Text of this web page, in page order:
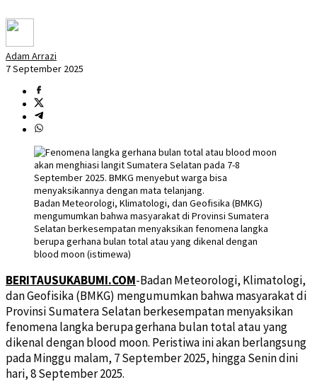
Adam Arrazi
7 September 2025
Badan Meteorologi, Klimatologi, dan Geofisika (BMKG)
mengumumkan bahwa masyarakat di Provinsi Sumatera
Selatan berkesempatan menyaksikan fenomena langka
berupa gerhana bulan total atau yang dikenal dengan
blood moon (istimewa)
BERITAUSUKABUMI.COM-Badan Meteorologi, Klimatologi,
dan Geofisika (BMKG) mengumumkan bahwa masyarakat di
Provinsi Sumatera Selatan berkesempatan menyaksikan
fenomena langka berupa gerhana bulan total atau yang
dikenal dengan blood moon. Peristiwa ini akan berlangsung
pada Minggu malam, 7 September 2025, hingga Senin dini
hari, 8 September 2025.